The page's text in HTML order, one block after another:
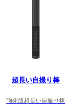
超長い自撮り棒
強化版超長い自撮り棒